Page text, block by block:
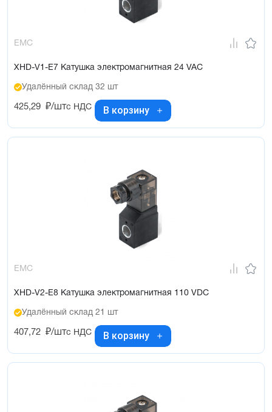
EMC
XHD-V1-E7 Катушка электромагнитная 24 VAC
Удалённый склад 32 шт
425,29 ₽/штс НДС В корзину
EMC
XHD-V2-E8 Катушка электромагнитная 110 VDC
Удалённый склад 21 шт
407,72 ₽/штс НДС В корзину